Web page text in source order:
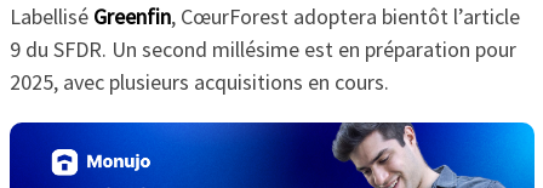
Labellisé Greenfin, CœurForest adoptera bientôt l’article
9 du SFDR. Un second millésime est en préparation pour
2025, avec plusieurs acquisitions en cours.